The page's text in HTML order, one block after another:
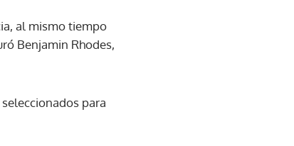
al mismo tiempo
Benjamin Rhodes,
para